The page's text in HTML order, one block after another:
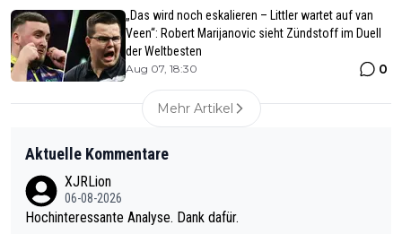
„Das wird noch eskalieren – Littler wartet auf van
Veen“: Robert Marijanovic sieht Zündstoff im Duell
der Weltbesten
Aug 07, 18:30 0
Mehr Artikel
Aktuelle Kommentare
XJRLion
06-08-2026
Hochinteressante Analyse. Dank dafür.